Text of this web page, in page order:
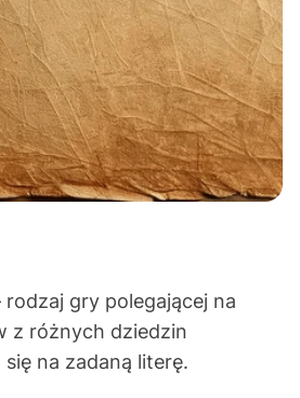
rodzaj gry polegającej na
z różnych dziedzin
na zadaną literę.